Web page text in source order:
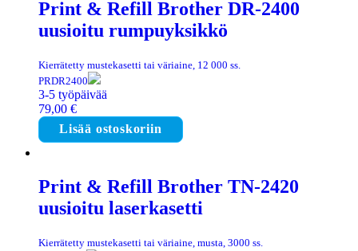
Print & Refill Brother DR-2400
uusioitu rumpuyksikkö
Kierrätetty mustekasetti tai väriaine, 12 000 ss.
PRDR2400
3-5 työpäivää
79,00 €
Lisää ostoskoriin
Print & Refill Brother TN-2420
uusioitu laserkasetti
Kierrätetty mustekasetti tai väriaine, musta, 3000 ss.